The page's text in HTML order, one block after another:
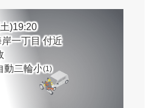
)19:20
一丁目 付近
動二輪小(1)